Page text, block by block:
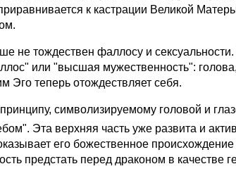
к кастрации Великой
не тождествен фаллосу и сексуальности.
или "высшая мужественность":
Эго теперь отождествляет себя.
символизируемому головой и
Эта верхняя часть уже развита и
его божественное происхождение
предстать перед драконом в качестве